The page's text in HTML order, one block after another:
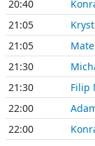
20:40
21:05
21:05
21:30
21:30
Filip
22:00
22:00